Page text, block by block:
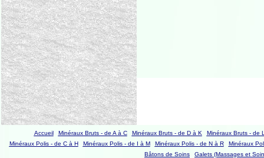
Accueil Minéraux Bruts - de A à C Minéraux Bruts - de D à K
Minéraux Bruts - de
Minéraux Polis - de C à H
Minéraux Polis - de I à M Minéraux Polis - de N à R
Minéraux
Bâtons de Soins
Galets (Massages et